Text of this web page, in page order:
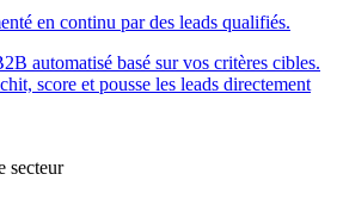
en continu par des leads qualifiés.
automatisé basé sur vos critères cibles.
score et pousse les leads directement
secteur